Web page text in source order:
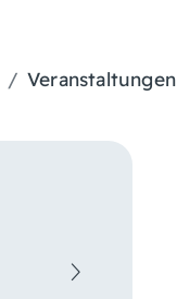
Veranstaltungen